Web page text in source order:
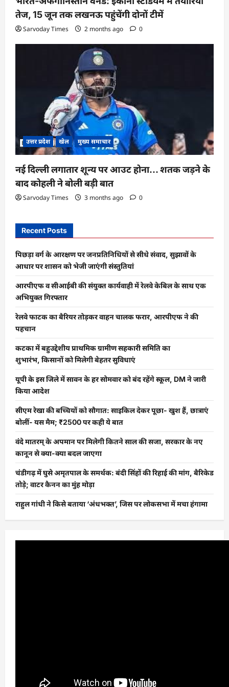
तेज, 15 जून तक लखनऊ पहुंचेंगी दोनों टीमें
Sarvoday Times 2 months ago 0
उत्तर प्रदेश खेल मुख्य समाचार
नई दिल्ली लगातार शून्य पर आउट होना… शतक जड़ने के
बाद कोहली ने बोली बड़ी बात
Sarvoday Times 3 months ago 0
Recent Posts
पिछड़ा वर्ग के आरक्षण पर जनप्रतिनिधियों से सीधे संवाद, सुझावों के
आधार पर शासन को भेजी जाएंगी संस्तुतियां
आरपीएफ व सीआईबी की संयुक्त कार्यवाही में रेलवे केबिल के साथ एक
अभियुक्त गिरफ्तार
रेलवे फाटक का बैरियर तोड़कर वाहन चालक फरार, आरपीएफ ने की
पहचान
कटका में बहुउद्देशीय प्राथमिक ग्रामीण सहकारी समिति का
शुभारंभ, किसानों को मिलेगी बेहतर सुविधाएं
यूपी के इस जिले में सावन के हर सोमवार को बंद रहेंगे स्कूल, DM ने जारी
किया आदेश
सीएम रेखा की बच्चियों को सौगात: साइकिल देकर पूछा- खुश हैं, छात्राएं
बोलीं- यस मैम; ₹2500 पर कही ये बात
वंदे मातरम् के अपमान पर मिलेगी कितने साल की सजा, सरकार के नए
कानून से क्या-क्या बदल जाएगा
चंडीगढ़ में घुसे अमृतपाल के समर्थक: बंदी सिंहों की रिहाई की मांग, बैरिकेड
तोड़े; वाटर कैनन का मुंह मोड़ा
राहुल गांधी ने किसे बताया ‘अंधभक्त’, जिस पर लोकसभा में मचा हंगामा